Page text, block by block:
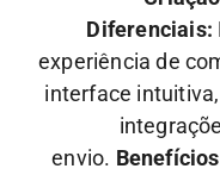
Diferenciais:
experiência de
interface
envio.